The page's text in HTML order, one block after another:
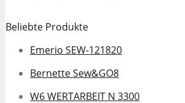
Beliebte Produkte
Emerio SEW-121820
Bernette Sew&GO8
W6 WERTARBEIT N 3300